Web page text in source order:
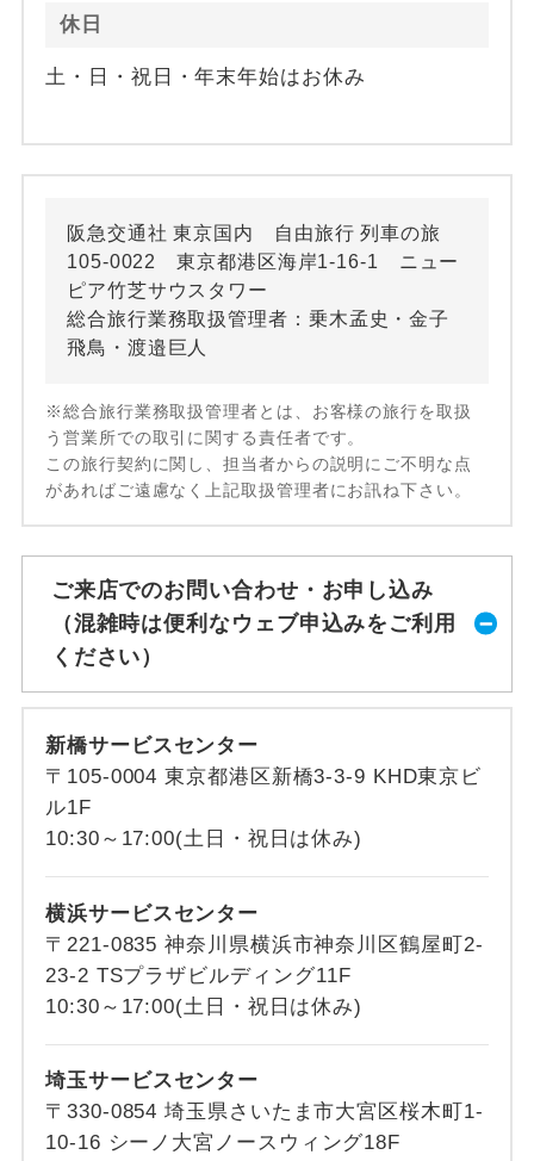
休日
土・日・祝日・年末年始はお休み
阪急交通社 東京国内 自由旅行 列車の旅
105-0022 東京都港区海岸1-16-1 ニュー
ピア竹芝サウスタワー
総合旅行業務取扱管理者：乗木孟史・金子
飛鳥・渡邉巨人
※総合旅行業務取扱管理者とは、お客様の旅行を取扱
う営業所での取引に関する責任者です。
この旅行契約に関し、担当者からの説明にご不明な点
があればご遠慮なく上記取扱管理者にお訊ね下さい。
ご来店でのお問い合わせ・お申し込み
（混雑時は便利なウェブ申込みをご利用
ください）
新橋サービスセンター
〒105-0004 東京都港区新橋3-3-9 KHD東京ビ
ル1F
10:30～17:00(土日・祝日は休み)
横浜サービスセンター
〒221-0835 神奈川県横浜市神奈川区鶴屋町2-
23-2 TSプラザビルディング11F
10:30～17:00(土日・祝日は休み)
埼玉サービスセンター
〒330-0854 埼玉県さいたま市大宮区桜木町1-
10-16 シーノ大宮ノースウィング18F